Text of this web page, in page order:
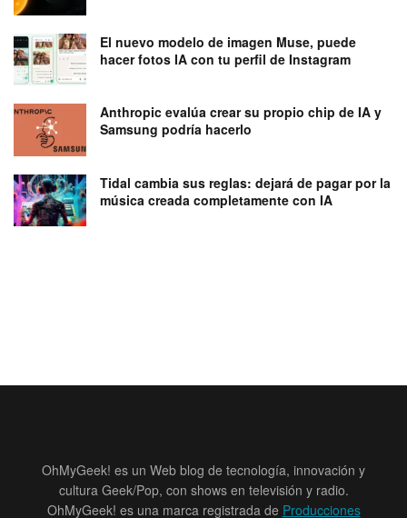
El nuevo modelo de imagen Muse, puede
hacer fotos IA con tu perfil de Instagram
Anthropic evalúa crear su propio chip de IA y
Samsung podría hacerlo
Tidal cambia sus reglas: dejará de pagar por la
música creada completamente con IA
OhMyGeek! es un Web blog de tecnología, innovación y
cultura Geek/Pop, con shows en televisión y radio.
OhMyGeek! es una marca registrada de Producciones